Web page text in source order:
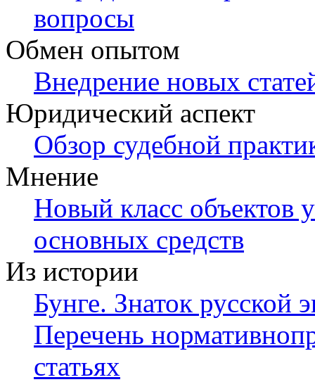
вопросы
Обмен опытом
Внедрение новых
Юридический аспект
Обзор судебной
Мнение
Новый класс объектов
основных средств
Из истории
Бунге. Знаток русской
Перечень
статьях